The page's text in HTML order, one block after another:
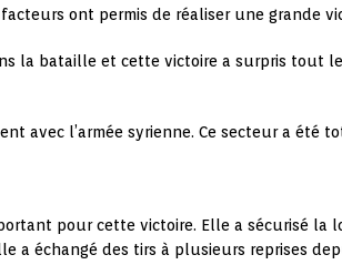
ont permis de réaliser une grande
la bataille et cette victoire a surpris tout
avec l’armée syrienne. Ce secteur a été
pour cette victoire. Elle a sécurisé
échangé des tirs à plusieurs reprises